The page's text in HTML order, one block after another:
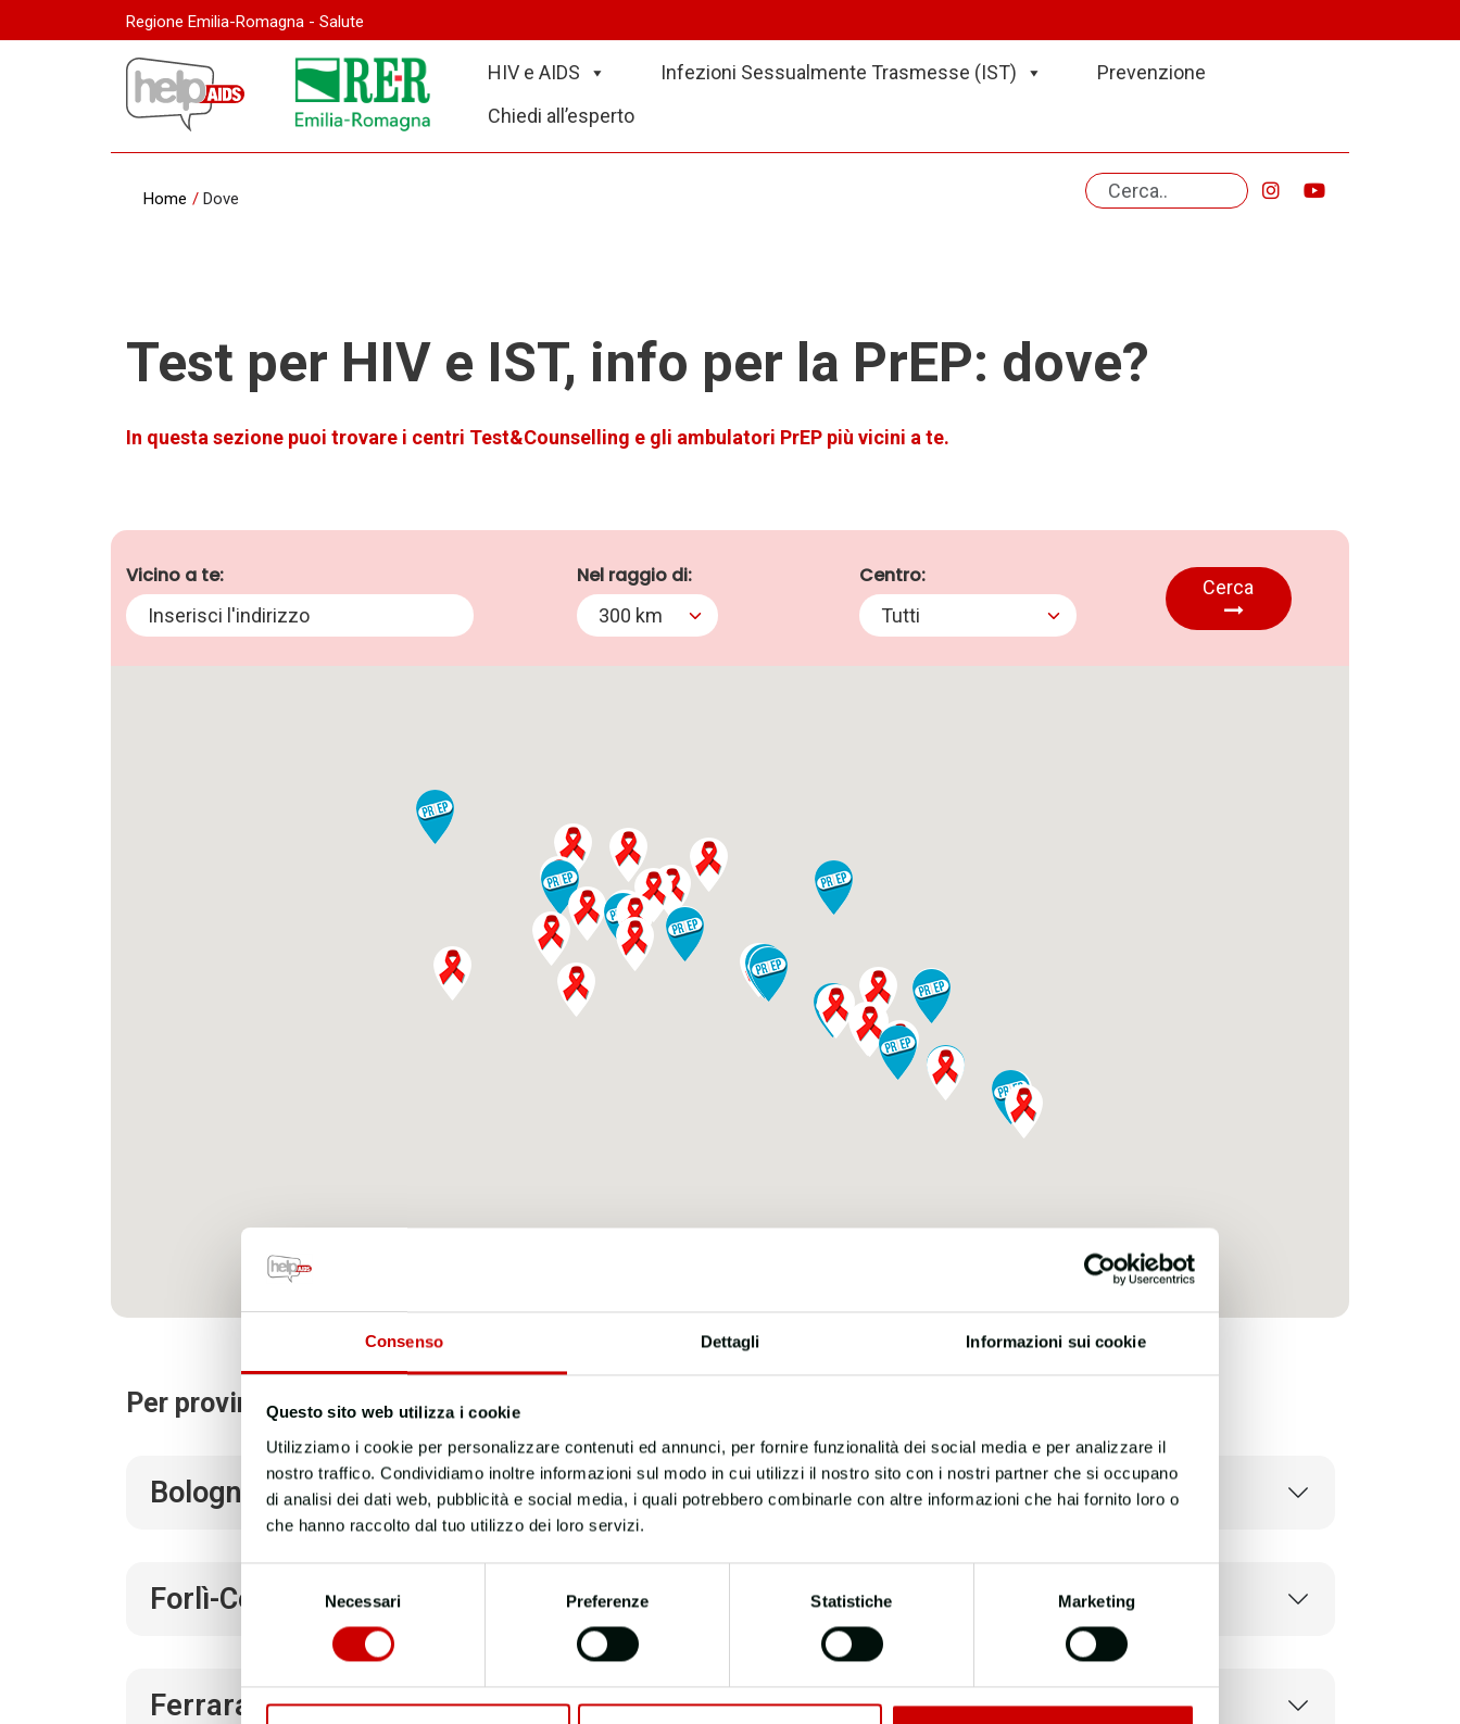
Consenso Dettagli Informazioni sui cookie
Questo sito web utilizza i cookie
Utilizziamo i cookie per personalizzare contenuti ed annunci, per fornire funzionalità dei social media e per analizzare il
nostro traffico. Condividiamo inoltre informazioni sul modo in cui utilizzi il nostro sito con i nostri partner che si occupano
di analisi dei dati web, pubblicità e social media, i quali potrebbero combinarle con altre informazioni che hai fornito loro o
che hanno raccolto dal tuo utilizzo dei loro servizi.
del
Necessari Preferenze Statistiche Marketing
Regione Emilia-Romagna - Salute
HIV e AIDS Infezioni Sessualmente Trasmesse (IST)
Prevenzione
Chiedi all’esperto
Home / Dove
Test per HIV e IST, info per la PrEP: dove?
In questa sezione puoi trovare i centri Test&Counselling e gli ambulatori PrEP più vicini a te.
Vicino a te: Nel raggio di:
300 km
Centro:
Tutti
Per provincia:
Bologna
Forlì-Cesena
Ferrara